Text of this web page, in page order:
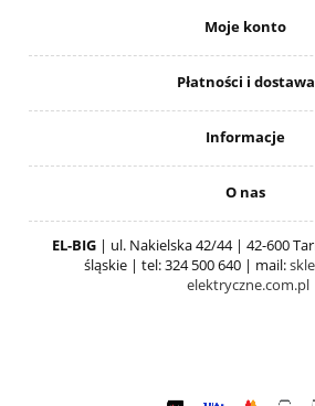
Moje konto
Płatności i dostawa
Informacje
O nas
EL-BIG| ul. Nakielska 42/44 | 42-600
śląskie | tel: 324 500 640 | mail:
elektryczne.com.pl